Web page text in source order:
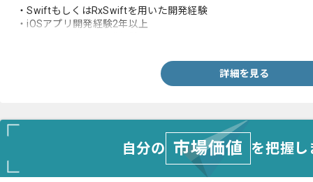
・SwiftもしくはRxSwiftを用いた開発経験
・iOSアプリ開発経験2年以上
詳細を見る
自分の 市場価値 を把握